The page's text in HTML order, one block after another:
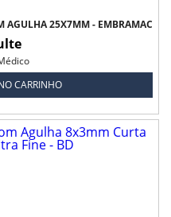
AGULHA 25X7MM - EMBRAMAC
CARRINHO